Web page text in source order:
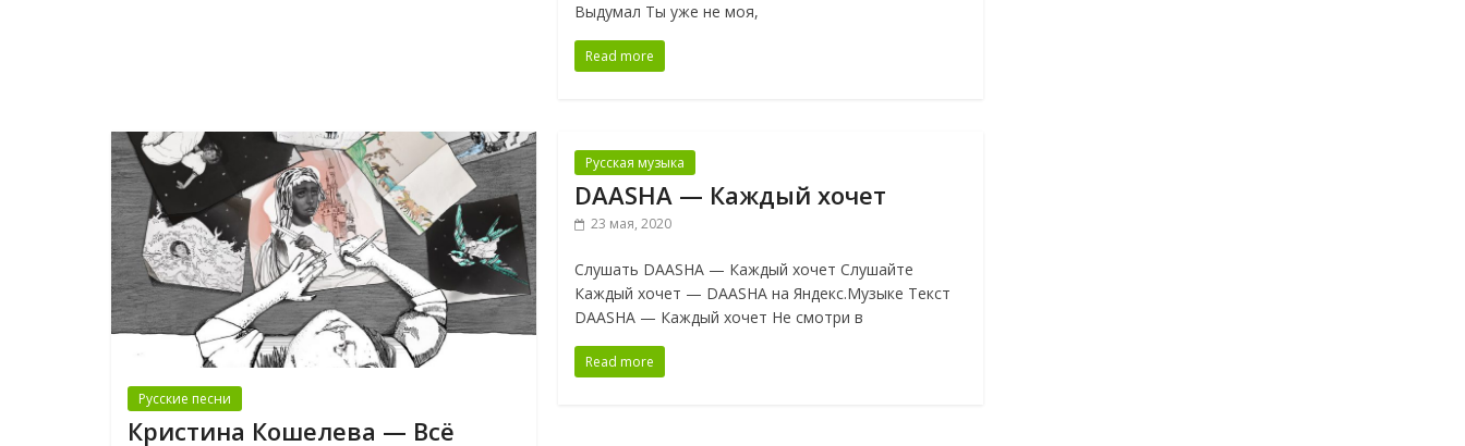
Выдумал Ты уже не моя,
Read more
Русские песни
Кристина Кошелева — Всё
Русская музыка
DAASHA — Каждый хочет
23 мая, 2020
Слушать DAASHA — Каждый хочет Слушайте
Каждый хочет — DAASHA на Яндекс.Музыке Текст
DAASHA — Каждый хочет Не смотри в
Read more